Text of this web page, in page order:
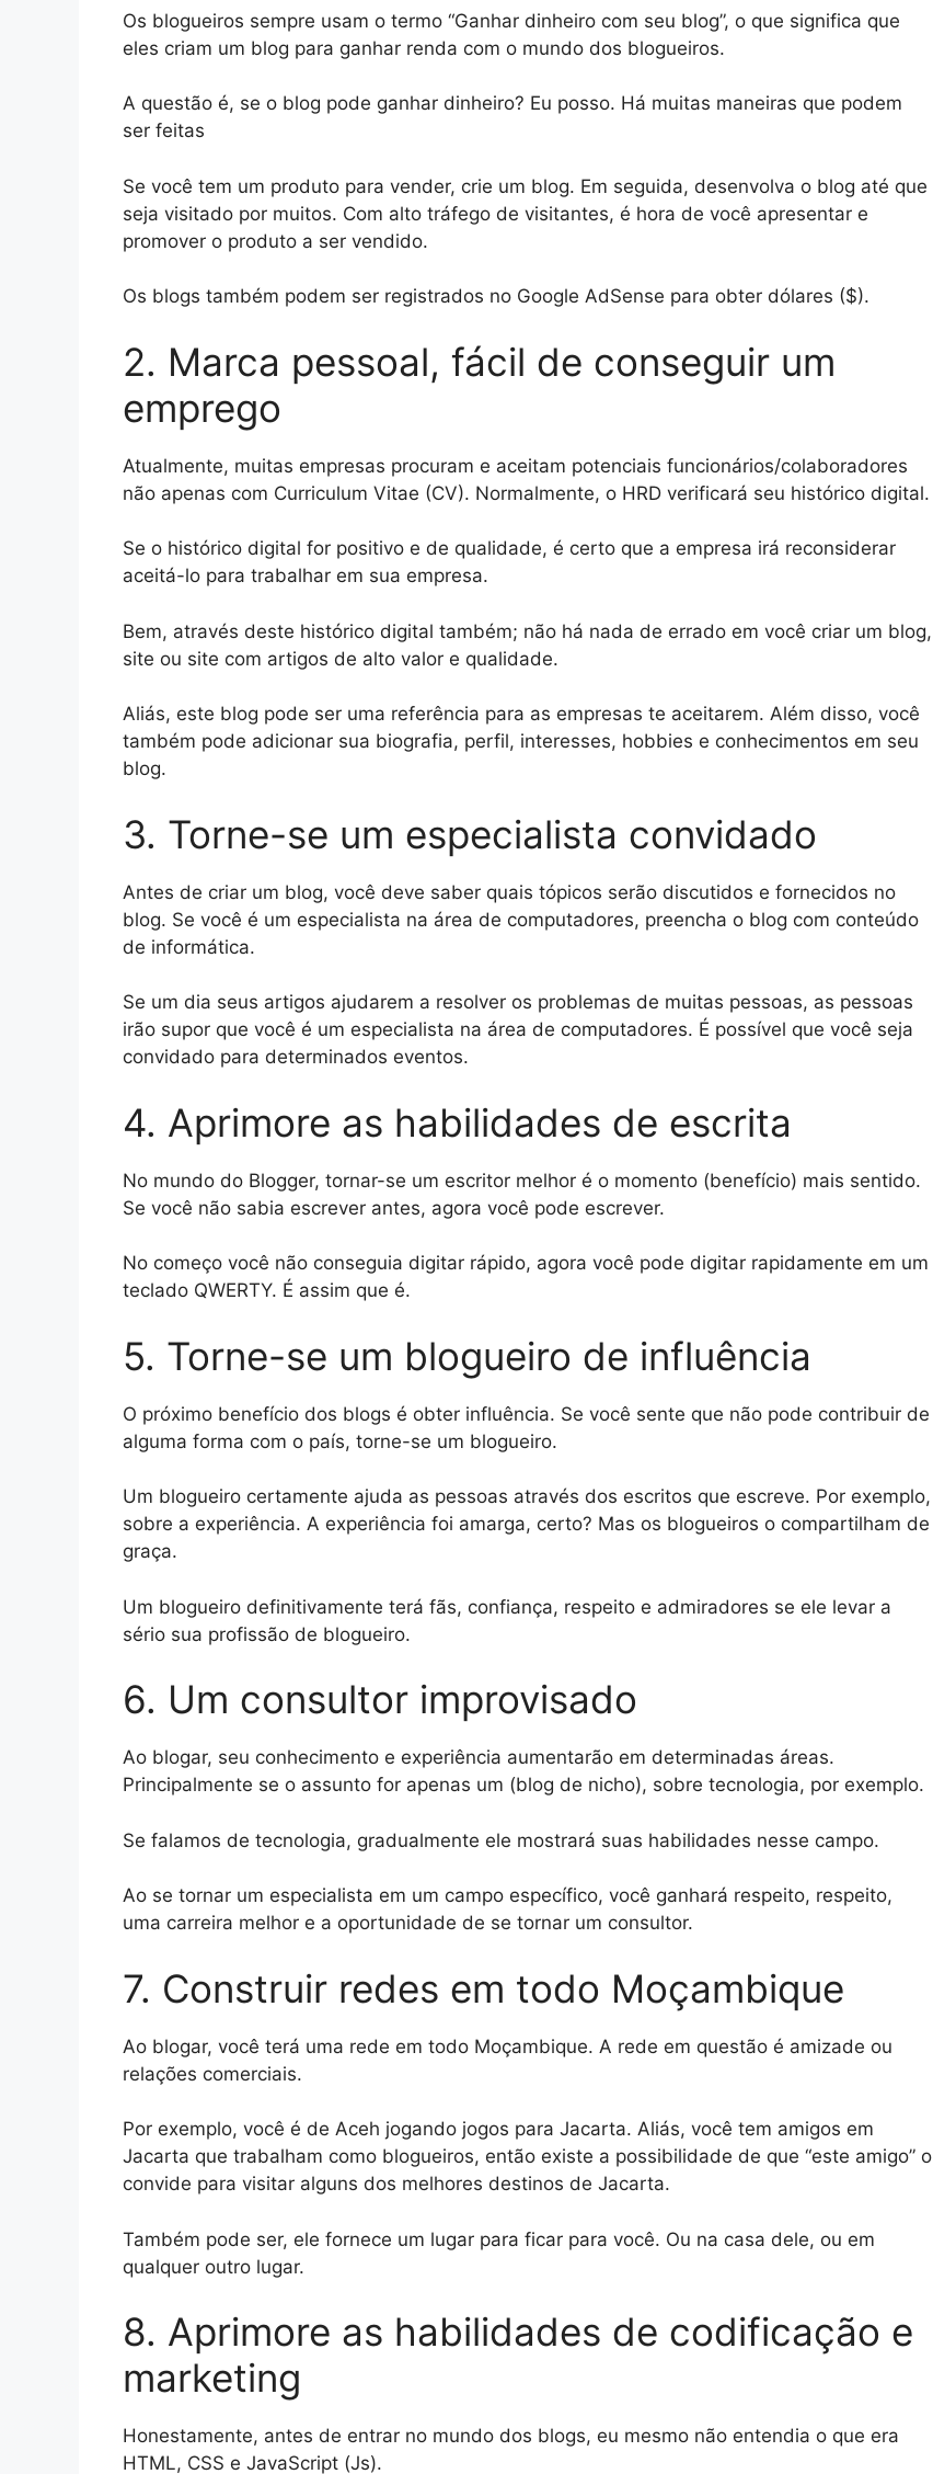
Os blogueiros sempre usam o termo “Ganhar dinheiro com seu blog”, o que significa que
eles criam um blog para ganhar renda com o mundo dos blogueiros.
A questão é, se o blog pode ganhar dinheiro? Eu posso. Há muitas maneiras que podem
ser feitas
Se você tem um produto para vender, crie um blog. Em seguida, desenvolva o blog até que
seja visitado por muitos. Com alto tráfego de visitantes, é hora de você apresentar e
promover o produto a ser vendido.
Os blogs também podem ser registrados no Google AdSense para obter dólares ($).
2. Marca pessoal, fácil de conseguir um
emprego
Atualmente, muitas empresas procuram e aceitam potenciais funcionários/colaboradores
não apenas com Curriculum Vitae (CV). Normalmente, o HRD verificará seu histórico digital.
Se o histórico digital for positivo e de qualidade, é certo que a empresa irá reconsiderar
aceitá-lo para trabalhar em sua empresa.
Bem, através deste histórico digital também; não há nada de errado em você criar um blog,
site ou site com artigos de alto valor e qualidade.
Aliás, este blog pode ser uma referência para as empresas te aceitarem. Além disso, você
também pode adicionar sua biografia, perfil, interesses, hobbies e conhecimentos em seu
blog.
3. Torne-se um especialista convidado
Antes de criar um blog, você deve saber quais tópicos serão discutidos e fornecidos no
blog. Se você é um especialista na área de computadores, preencha o blog com conteúdo
de informática.
Se um dia seus artigos ajudarem a resolver os problemas de muitas pessoas, as pessoas
irão supor que você é um especialista na área de computadores. É possível que você seja
convidado para determinados eventos.
4. Aprimore as habilidades de escrita
No mundo do Blogger, tornar-se um escritor melhor é o momento (benefício) mais sentido.
Se você não sabia escrever antes, agora você pode escrever.
No começo você não conseguia digitar rápido, agora você pode digitar rapidamente em um
teclado QWERTY. É assim que é.
5. Torne-se um blogueiro de influência
O próximo benefício dos blogs é obter influência. Se você sente que não pode contribuir de
alguma forma com o país, torne-se um blogueiro.
Um blogueiro certamente ajuda as pessoas através dos escritos que escreve. Por exemplo,
sobre a experiência. A experiência foi amarga, certo? Mas os blogueiros o compartilham de
graça.
Um blogueiro definitivamente terá fãs, confiança, respeito e admiradores se ele levar a
sério sua profissão de blogueiro.
6. Um consultor improvisado
Ao blogar, seu conhecimento e experiência aumentarão em determinadas áreas.
Principalmente se o assunto for apenas um (blog de nicho), sobre tecnologia, por exemplo.
Se falamos de tecnologia, gradualmente ele mostrará suas habilidades nesse campo.
Ao se tornar um especialista em um campo específico, você ganhará respeito, respeito,
uma carreira melhor e a oportunidade de se tornar um consultor.
7. Construir redes em todo Moçambique
Ao blogar, você terá uma rede em todo Moçambique. A rede em questão é amizade ou
relações comerciais.
Por exemplo, você é de Aceh jogando jogos para Jacarta. Aliás, você tem amigos em
Jacarta que trabalham como blogueiros, então existe a possibilidade de que “este amigo” o
convide para visitar alguns dos melhores destinos de Jacarta.
Também pode ser, ele fornece um lugar para ficar para você. Ou na casa dele, ou em
qualquer outro lugar.
8. Aprimore as habilidades de codificação e
marketing
Honestamente, antes de entrar no mundo dos blogs, eu mesmo não entendia o que era
HTML, CSS e JavaScript (Js).